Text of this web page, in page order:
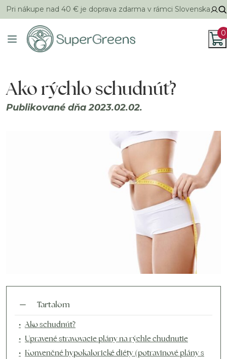
Pri nákupe nad 40 € je doprava zdarma v rámci Slovenska
0
Ako rýchlo schudnúť?
Publikované dňa 2023.02.02.
Tartalom
Ako schudnúť?
Upravené stravovacie plány na rýchle chudnutie
Konvenčné hypokalorické diéty (potravinové plány s